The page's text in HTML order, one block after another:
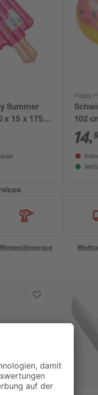
Summer
x 15 x 175
Happy
102
14,
Mietgeräteservice